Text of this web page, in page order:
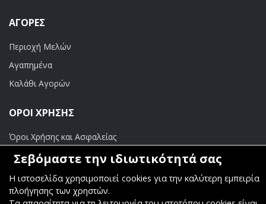
ΑΓΟΡΈΣ
Περιοχή Μελών
Αγαπημένα
Καλάθι Αγορών
ΟΡΟΙ ΧΡΗΣΗΣ
Όροι Χρήσης και Ασφαλείας
ΠΛΗΡΩΜΕΣ
Τραπεζικοί Λογαριασμοί
Σεβόμαστε την ιδιωτικότητά σας
Η ιστοσελίδα χρησιμοποιεί cookies για την καλύτερη εμπειρία
πλοήγησης των χρηστών.